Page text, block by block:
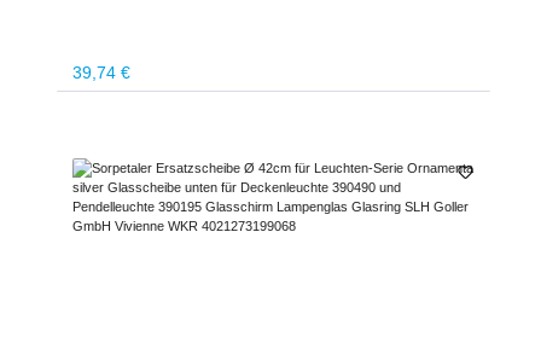
Regulärer Preis:
39,74 €